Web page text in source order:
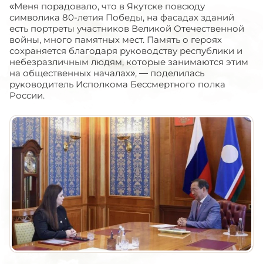
«Меня порадовало, что в Якутске повсюду
символика 80-летия Победы, на фасадах зданий
есть портреты участников Великой Отечественной
войны, много памятных мест. Память о героях
сохраняется благодаря руководству республики и
небезразличным людям, которые занимаются этим
на общественных началах», — поделилась
руководитель Исполкома Бессмертного полка
России.